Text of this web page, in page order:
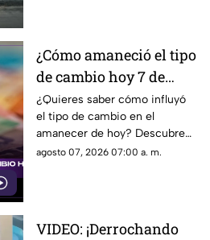
¿Cómo amaneció el tipo
de cambio hoy 7 de
agosto de 2026?
¿Quieres saber cómo influyó
el tipo de cambio en el
amanecer de hoy? Descubre
los detalles de esta noticia que
agosto 07, 2026 07:00 a. m.
VIDEO: ¡Derrochando